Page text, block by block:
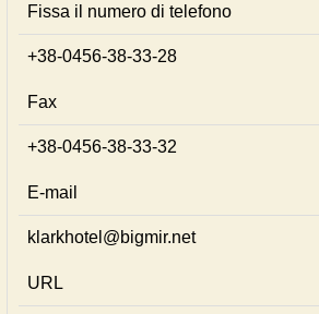
Fissa il numero di telefono
+38-0456-38-33-28
Fax
+38-0456-38-33-32
E-mail
klarkhotel@bigmir.net
URL